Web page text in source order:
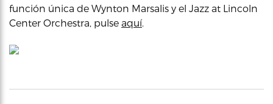
función única de Wynton Marsalis y el Jazz at Lincoln
Center Orchestra, pulse aquí.